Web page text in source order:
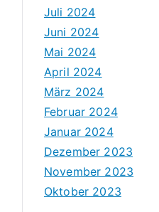
Juli 2024
Juni 2024
Mai 2024
April 2024
März 2024
Februar 2024
Januar 2024
Dezember 2023
November 2023
Oktober 2023